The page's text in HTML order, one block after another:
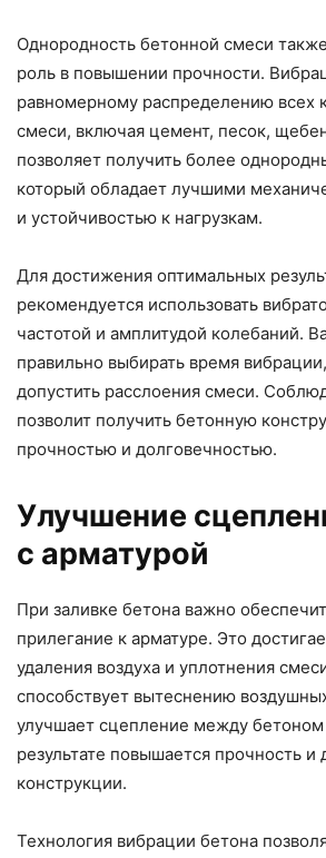
Однородность бетонной смеси
роль в повышении прочности.
равномерному распределению всех
смеси, включая цемент, песок,
позволяет получить более
который обладает лучшими
и устойчивостью к нагрузкам.
Для достижения оптимальных
рекомендуется использовать
частотой и амплитудой колебаний.
правильно выбирать время
допустить расслоения смеси.
позволит получить бетонную
прочностью и долговечностью.
Улучшение
с арматурой
При заливке бетона важно
прилегание к арматуре. Это
удаления воздуха и уплотнения
способствует вытеснению
улучшает сцепление между бетоном
результате повышается прочность и
конструкции.
Технология вибрации бетона